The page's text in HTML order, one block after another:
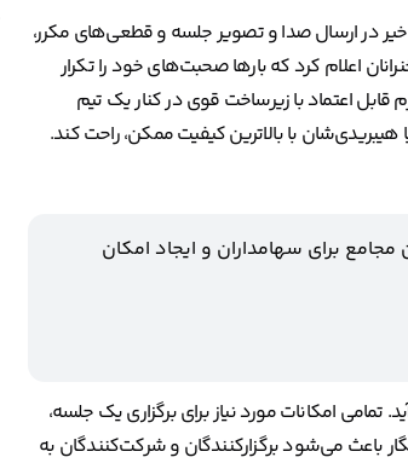
در ارسال صدا و تصویر جلسه و قطعی‌های مکرر،
اعلام کرد که بارها صحبت‌های خود را تکرار
قابل اعتماد با زیرساخت قوی در کنار یک تیم
هیبریدی‌شان با بالاترین کیفیت ممکن، راحت کند.
برای سهامداران و ایجاد امکان
امکانات مورد نیاز برای برگزاری یک جلسه،
باعث می‌شود برگزارکنندگان و شرکت‌کنندگان به